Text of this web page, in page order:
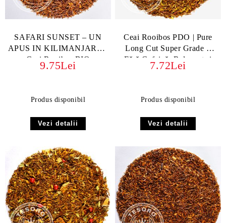
SAFARI SUNSET – UN
APUS IN KILIMANJARO -
Ceai Rooibos BIO
ORGANIC cu portocală,
9.75Lei
Produs disponibil
Vezi detalii
Ceai Rooibos PDO | Pure
Long Cut Super Grade –
Fără Cofeină, Relaxant și
Antioxidant
7.72Lei
Produs disponibil
Vezi detalii